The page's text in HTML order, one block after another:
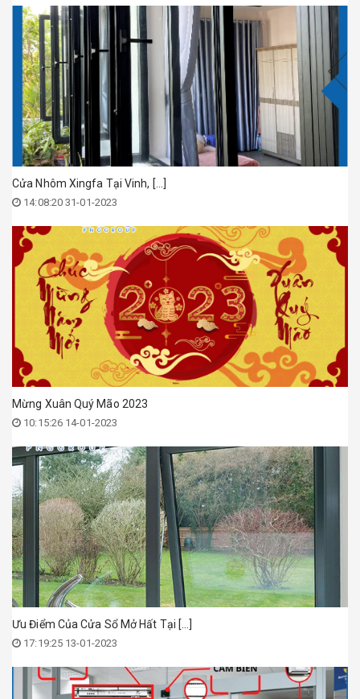
Cửa Nhôm Xingfa Tại Vinh, [...]
14:08:20 31-01-2023
Mừng Xuân Quý Mão 2023
10:15:26 14-01-2023
Ưu Điểm Của Cửa Sổ Mở Hất Tại [...]
17:19:25 13-01-2023